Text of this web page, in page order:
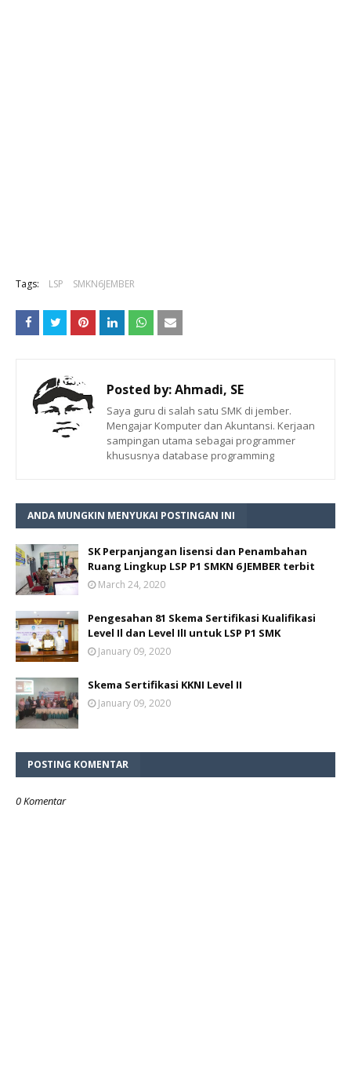
Tags: LSP SMKN6JEMBER
Posted by:Ahmadi, SE
Saya guru di salah satu SMK di jember.
Mengajar Komputer dan Akuntansi. Kerjaan
sampingan utama sebagai programmer
khususnya database programming
ANDA MUNGKIN MENYUKAI POSTINGAN INI
SK Perpanjangan lisensi dan Penambahan
Ruang Lingkup LSP P1 SMKN 6 JEMBER terbit
March 24, 2020
Pengesahan 81 Skema Sertifikasi Kualifikasi
Level Il dan Level IlI untuk LSP P1 SMK
January 09, 2020
Skema Sertifikasi KKNI Level II
January 09, 2020
POSTING KOMENTAR
0 Komentar